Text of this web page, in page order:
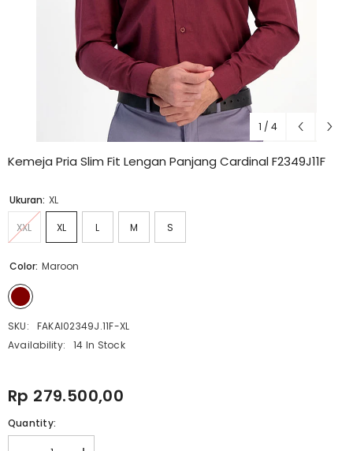
1 / 4
Kemeja Pria Slim Fit Lengan Panjang Cardinal F2349J11F
Ukuran: XL
XXL XL L M S
Color: Maroon
SKU:
FAKAI02349J.11F-XL
Availability:
14 In Stock
Rp 279.500,00
Quantity: